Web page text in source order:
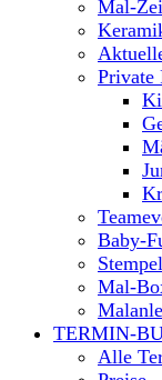
Mal-
Private
Baby-
Mal-
TERMIN-
Alle